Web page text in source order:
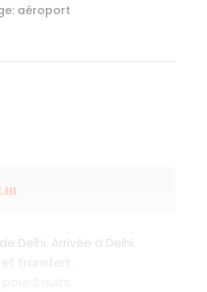
aéroport
Delhi. Arrivée à Delhi.
et transfert.